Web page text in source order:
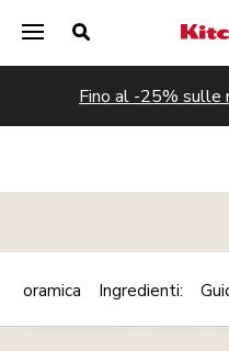
Fino al -25% sulle
PIATTI CALDI CARNE
Ingredienti: